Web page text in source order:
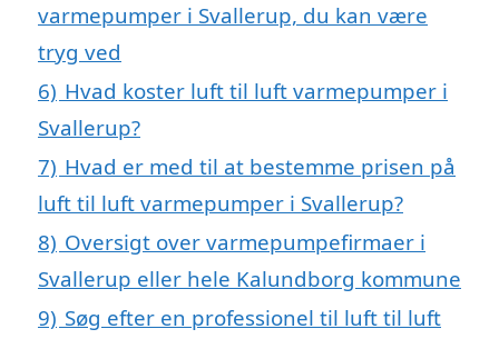
varmepumper i Svallerup, du kan være
tryg ved
6) Hvad koster luft til luft varmepumper i
Svallerup?
7) Hvad er med til at bestemme prisen på
luft til luft varmepumper i Svallerup?
8) Oversigt over varmepumpefirmaer i
Svallerup eller hele Kalundborg kommune
9) Søg efter en professionel til luft til luft